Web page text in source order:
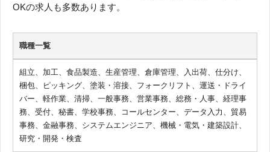
OKの求人も多数あります。
職種一覧
組立、加工、食品製造、生産管理、倉庫管理、入出荷、仕分け、
梱包、ピッキング、塗装・溶接、フォークリフト、運送・ドライ
バー、軽作業、清掃、一般事務、営業事務、総務・人事、経理事
務、受付、秘書、学校事務、コールセンター、データ入力、貿易
事務、金融事務、システムエンジニア、機械・電気・建築設計、
研究・開発・検査